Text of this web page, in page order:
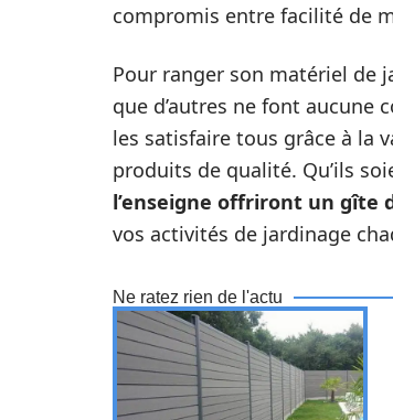
compromis entre facilité de
Pour ranger son matériel de
que d’autres ne font aucune
les satisfaire tous grâce à la
produits de qualité. Qu’ils
l’enseigne offriront un gîte
vos activités de jardinage
Ne ratez rien de l'actu